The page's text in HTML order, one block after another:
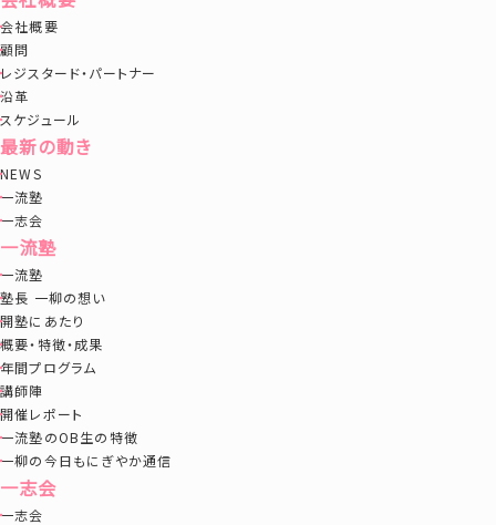
会社概要
顧問
レジスタード・パートナー
沿革
スケジュール
最新の動き
NEWS
一流塾
一志会
一流塾
一流塾
塾長 一柳の想い
開塾にあたり
概要・特徴・成果
年間プログラム
講師陣
開催レポート
一流塾のOB生の特徴
一柳の今日もにぎやか通信
一志会
一志会